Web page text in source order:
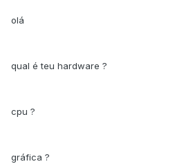
olá
qual é teu hardware ?
cpu ?
gráfica ?